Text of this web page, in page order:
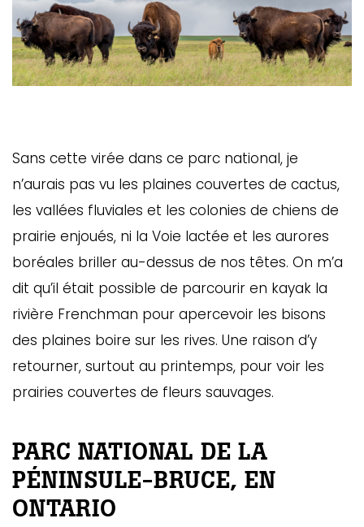
Sans cette virée dans ce parc national, je
n’aurais pas vu les plaines couvertes de cactus,
les vallées fluviales et les colonies de chiens de
prairie enjoués, ni la Voie lactée et les aurores
boréales briller au-dessus de nos têtes. On m’a
dit qu’il était possible de parcourir en kayak la
rivière Frenchman pour apercevoir les bisons
des plaines boire sur les rives. Une raison d’y
retourner, surtout au printemps, pour voir les
prairies couvertes de fleurs sauvages.
PARC NATIONAL DE LA
PÉNINSULE-BRUCE, EN
ONTARIO